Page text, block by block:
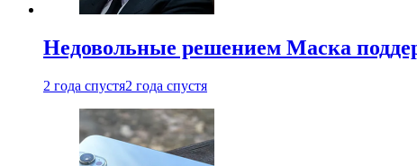
Недовольные решением Маска
2 года спустя2 года спустя